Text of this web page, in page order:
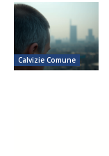
Calvizie Comune